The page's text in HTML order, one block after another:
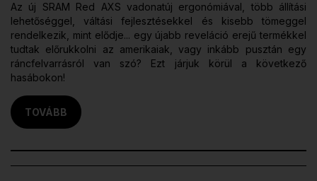
Az új SRAM Red AXS vadonatúj ergonómiával, több állítási
lehetőséggel, váltási fejlesztésekkel és kisebb tömeggel
rendelkezik, mint elődje... egy újabb reveláció erejű termékkel
tudtak előrukkolni az amerikaiak, vagy inkább pusztán egy
ráncfelvarrásról van szó? Ezt járjuk körül a következő
hasábokon!
TOVÁBB